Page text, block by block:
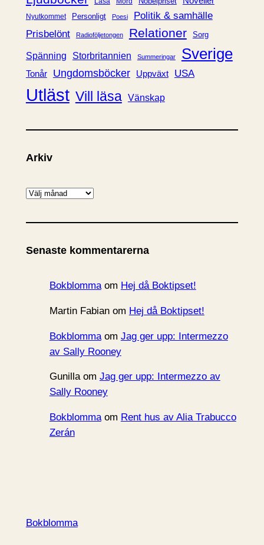
Nyutkommet Personligt Poesi
Politik & samhälle
Prisbelönt
Radioföljetongen Relationer Sorg
Spänning Storbritannien Summeringar Sverige
Tonår Ungdomsböcker Uppväxt USA
Utläst Vill läsa Vänskap
Arkiv
A
k
v
Senaste kommentarerna
Bokblommaom Hej då Boktipset!
Martin Fabianom Hej då Boktipset!
Bokblommaom Jag ger upp: Intermezzo
av Sally Rooney
Gunillaom Jag ger upp: Intermezzo av
Sally Rooney
Bokblommaom Rent hus av Alia Trabucco
Zerán
Bokblomma